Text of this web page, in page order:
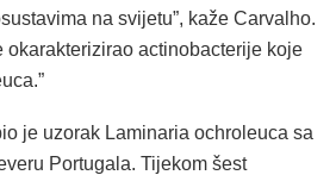
na svijetu”, kaže Carvalho.
okarakterizirao actinobacterije koje
je uzorak Laminaria ochroleuca sa
Portugala. Tijekom šest